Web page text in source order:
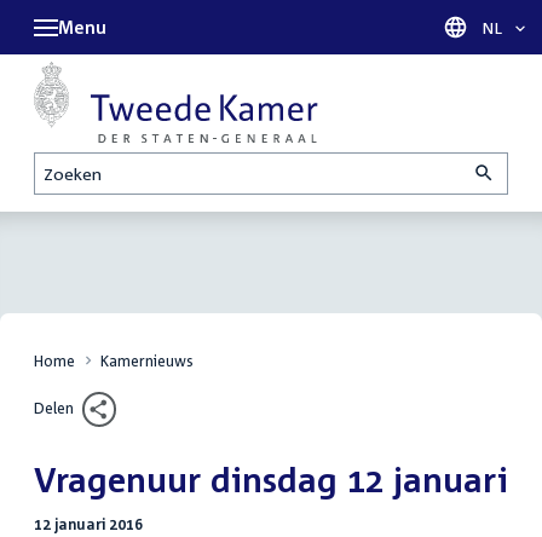
Zoeken
Menu Taal
NL
Home Kamernieuws
Delen
Vragenuur dinsdag 12 januari
12 januari 2016